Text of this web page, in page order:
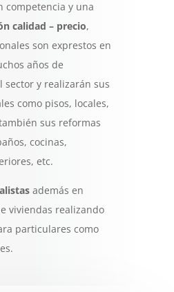
competencia y una
calidad –precio,
son exprestos en
años de
sector y realizarán sus
como pisos, locales,
sus reformas
cocinas,
etc.
además en
viviendas realizando
particulares como